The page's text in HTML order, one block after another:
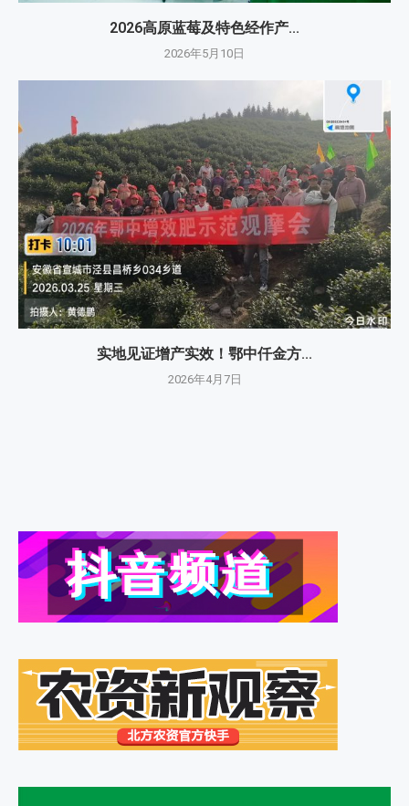
2026高原蓝莓及特色经作产...
2026年5月10日
实地见证增产实效！鄂中仟金方...
2026年4月7日